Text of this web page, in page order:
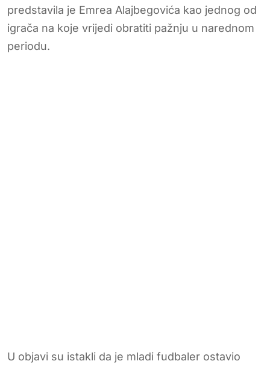
predstavila je Emrea Alajbegovića kao jednog od
igrača na koje vrijedi obratiti pažnju u narednom
periodu.
U objavi su istakli da je mladi fudbaler ostavio